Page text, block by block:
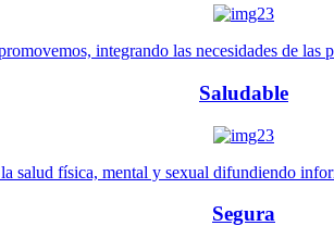
integrando las necesidades de las
Saludable
salud física, mental y sexual difundiendo
Segura